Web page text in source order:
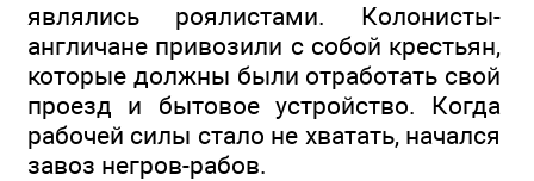
являлись роялистами. Колонисты-
англичане привозили с собой крестьян,
которые должны были отработать свой
проезд и бытовое устройство. Когда
рабочей силы стало не хватать, начался
завоз негров-рабов.